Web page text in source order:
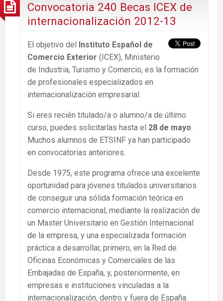
Convocatoria 240 Becas ICEX de
internacionalización 2012-13
El objetivo del Instituto Español de
Comercio Exterior (ICEX), Ministerio
de Industria, Turismo y Comercio, es la formación
de profesionales especializados en
internacionalización empresarial.
Si eres recién titulado/a o alumno/a de último
curso, puedes solicitarlas hasta el 28 de mayo.
Muchos alumnos de ETSINF ya han participado
en convocatorias anteriores.
Desde 1975, este programa ofrece una excelente
oportunidad para jóvenes titulados universitarios
de conseguir una sólida formación teórica en
comercio internacional, mediante la realización de
un Master Universitario en Gestión Internacional
de la empresa, y una especializada formación
práctica a desarrollar, primero, en la Red de
Oficinas Económicas y Comerciales de las
Embajadas de España, y, posteriormente, en
empresas e instituciones vinculadas a la
internacionalización, dentro y fuera de España.